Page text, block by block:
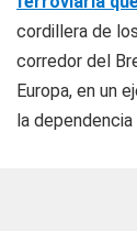
cordillera de
corredor del
Europa, en un
la